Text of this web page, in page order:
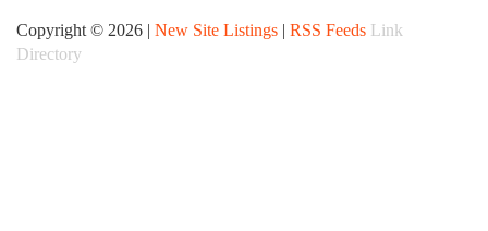
Copyright © 2026 | New Site Listings | RSS Feeds Link
Directory